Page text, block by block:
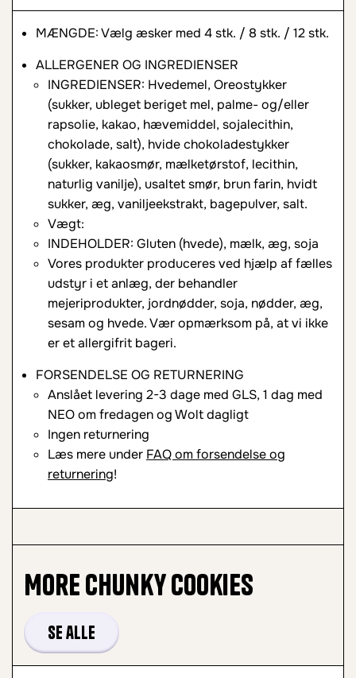
MÆNGDE: Vælg æsker med 4 stk. / 8 stk. / 12 stk.
ALLERGENER OG INGREDIENSER
INGREDIENSER: Hvedemel, Oreostykker
(sukker, ubleget beriget mel, palme- og/eller
rapsolie, kakao, hævemiddel, sojalecithin,
chokolade, salt), hvide chokoladestykker
(sukker, kakaosmør, mælketørstof, lecithin,
naturlig vanilje), usaltet smør, brun farin, hvidt
sukker, æg, vaniljeekstrakt, bagepulver, salt.
Vægt:
INDEHOLDER: Gluten (hvede), mælk, æg, soja
Vores produkter produceres ved hjælp af fælles
udstyr i et anlæg, der behandler
mejeriprodukter, jordnødder, soja, nødder, æg,
sesam og hvede. Vær opmærksom på, at vi ikke
er et allergifrit bageri.
FORSENDELSE OG RETURNERING
Anslået levering 2-3 dage med GLS, 1 dag med
NEO om fredagen og Wolt dagligt
Ingen returnering
Læs mere under FAQ om forsendelse og
returnering!
MoreChunky Cookies
Se alle